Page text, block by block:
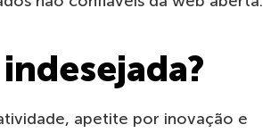
apetite por inovação e